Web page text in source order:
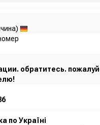
обратитесь.
по Україні